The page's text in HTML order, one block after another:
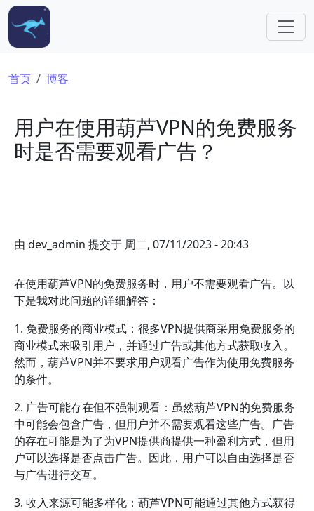
跳转到主要内容
面包屑
首页 博客
用户在使用葫芦VPN的免费服务
时是否需要观看广告？
由 dev_admin 提交于 周二, 07/11/2023 - 20:43
在使用葫芦VPN的免费服务时，用户不需要观看广告。以
下是我对此问题的详细解答：
1. 免费服务的商业模式：很多VPN提供商采用免费服务的
商业模式来吸引用户，并通过广告或其他方式获取收入。
然而，葫芦VPN并不要求用户观看广告作为使用免费服务
的条件。
2. 广告可能存在但不强制观看：虽然葫芦VPN的免费服务
中可能会包含广告，但用户并不需要观看这些广告。广告
的存在可能是为了为VPN提供商提供一种盈利方式，但用
户可以选择是否点击广告。因此，用户可以自由选择是否
与广告进行交互。
3. 收入来源可能多样化：葫芦VPN可能通过其他方式获得